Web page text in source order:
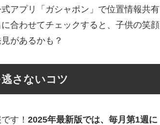
アプリ「ガシャポン」で位置情報共有
合わせてチェックすると、子供の笑顔
があるかも？
さないコツ
す！ 2025年最新版では、毎月第1週に